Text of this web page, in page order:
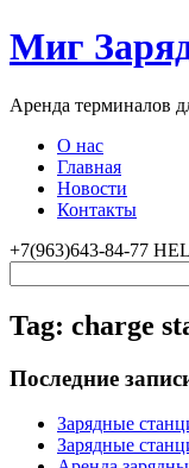
Миг
Аренда терминалов
О нас
Главная
Новости
Контакты
+7(963)643-84-77
Tag: charge
Последние
Зарядные
Зарядные